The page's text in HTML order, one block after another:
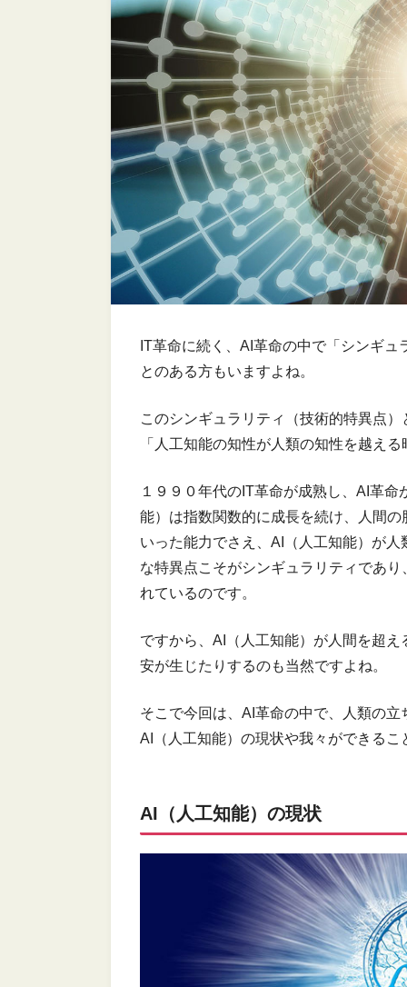
IT革命に続く、AI革命の中で「シンギ
とのある方もいますよね。
このシンギュラリティ（技術的特異点
「人工知能の知性が人類の知性を越え
１９９０年代のIT革命が成熟し、AI革
能）は指数関数的に成長を続け、人間
いった能力でさえ、AI（人工知能）が
な特異点こそがシンギュラリティであ
れているのです。
ですから、AI（人工知能）が人間を超
安が生じたりするのも当然ですよね。
そこで今回は、AI革命の中で、人類の
AI（人工知能）の現状や我々ができる
AI（人工知能）の現状